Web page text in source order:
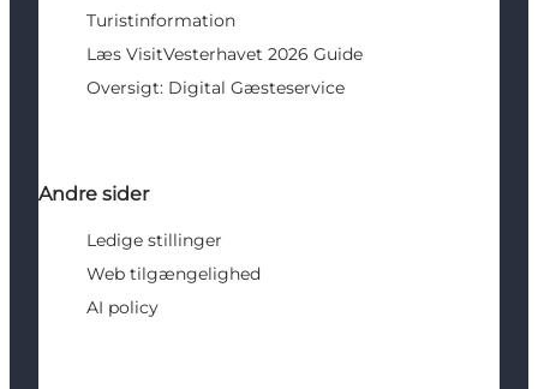
Turistinformation
Læs VisitVesterhavet 2026 Guide
Oversigt: Digital Gæsteservice
Andre sider
Ledige stillinger
Web tilgængelighed
AI policy